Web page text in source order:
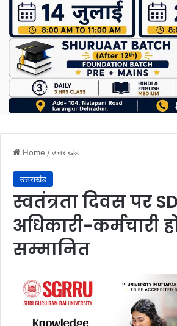
Home /उत्तराखंड
उत्तराखंड
स्वतंत्रता दिवस पर
अधिकारी-कर्मचारी
सम्मानित